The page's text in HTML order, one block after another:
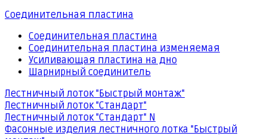
Соединительная пластина
Соединительная пластина
Соединительная пластина изменяемая
Усиливающая пластина на дно
Шарнирный соединитель
Лестничный лоток "Быстрый монтаж"
Лестничный лоток "Стандарт"
Лестничный лоток "Стандарт" N
Фасонные изделия лестничного лотка "Быстрый